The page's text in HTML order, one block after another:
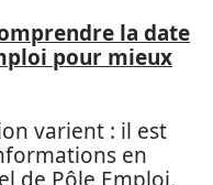
la date
pour mieux
varient : il est
en
de Pôle Emploi,